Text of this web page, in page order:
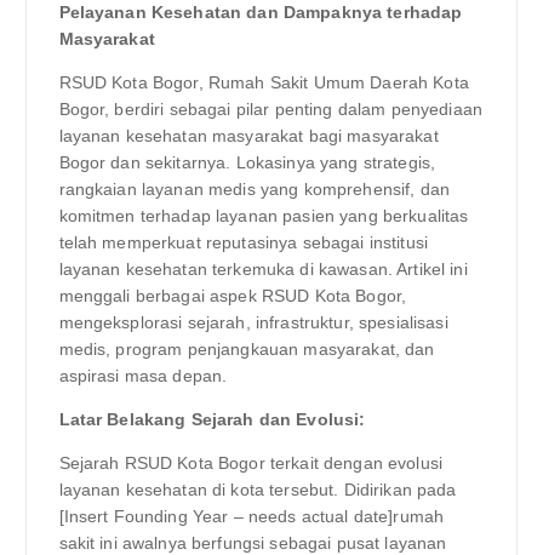
Pelayanan Kesehatan dan Dampaknya terhadap
Masyarakat
RSUD Kota Bogor, Rumah Sakit Umum Daerah Kota
Bogor, berdiri sebagai pilar penting dalam penyediaan
layanan kesehatan masyarakat bagi masyarakat
Bogor dan sekitarnya. Lokasinya yang strategis,
rangkaian layanan medis yang komprehensif, dan
komitmen terhadap layanan pasien yang berkualitas
telah memperkuat reputasinya sebagai institusi
layanan kesehatan terkemuka di kawasan. Artikel ini
menggali berbagai aspek RSUD Kota Bogor,
mengeksplorasi sejarah, infrastruktur, spesialisasi
medis, program penjangkauan masyarakat, dan
aspirasi masa depan.
Latar Belakang Sejarah dan Evolusi:
Sejarah RSUD Kota Bogor terkait dengan evolusi
layanan kesehatan di kota tersebut. Didirikan pada
[Insert Founding Year – needs actual date]rumah
sakit ini awalnya berfungsi sebagai pusat layanan